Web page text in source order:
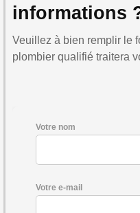
informations
Veuillez à bien remplir le
plombier qualifié traitera
Votre nom
Votre e-mail